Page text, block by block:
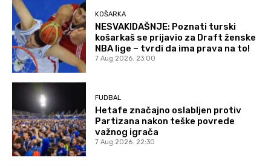
KOŠARKA
NESVAKIDAŠNJE: Poznati turski
košarkaš se prijavio za Draft ženske
NBA lige – tvrdi da ima prava na to!
7 Aug 2026. 23:00
FUDBAL
Hetafe značajno oslabljen protiv
Partizana nakon teške povrede
važnog igrača
7 Aug 2026. 22:30